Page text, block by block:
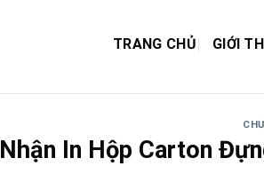
TRANG CHỦ GIỚI
Nhận In Hộp Carton